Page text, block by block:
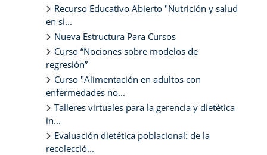
Recurso Educativo Abierto "Nutrición y salud
en si...
Nueva Estructura Para Cursos
Curso “Nociones sobre modelos de
regresión”
Curso "Alimentación en adultos con
enfermedades no...
Talleres virtuales para la gerencia y dietética
in...
Evaluación dietética poblacional: de la
recolecció...